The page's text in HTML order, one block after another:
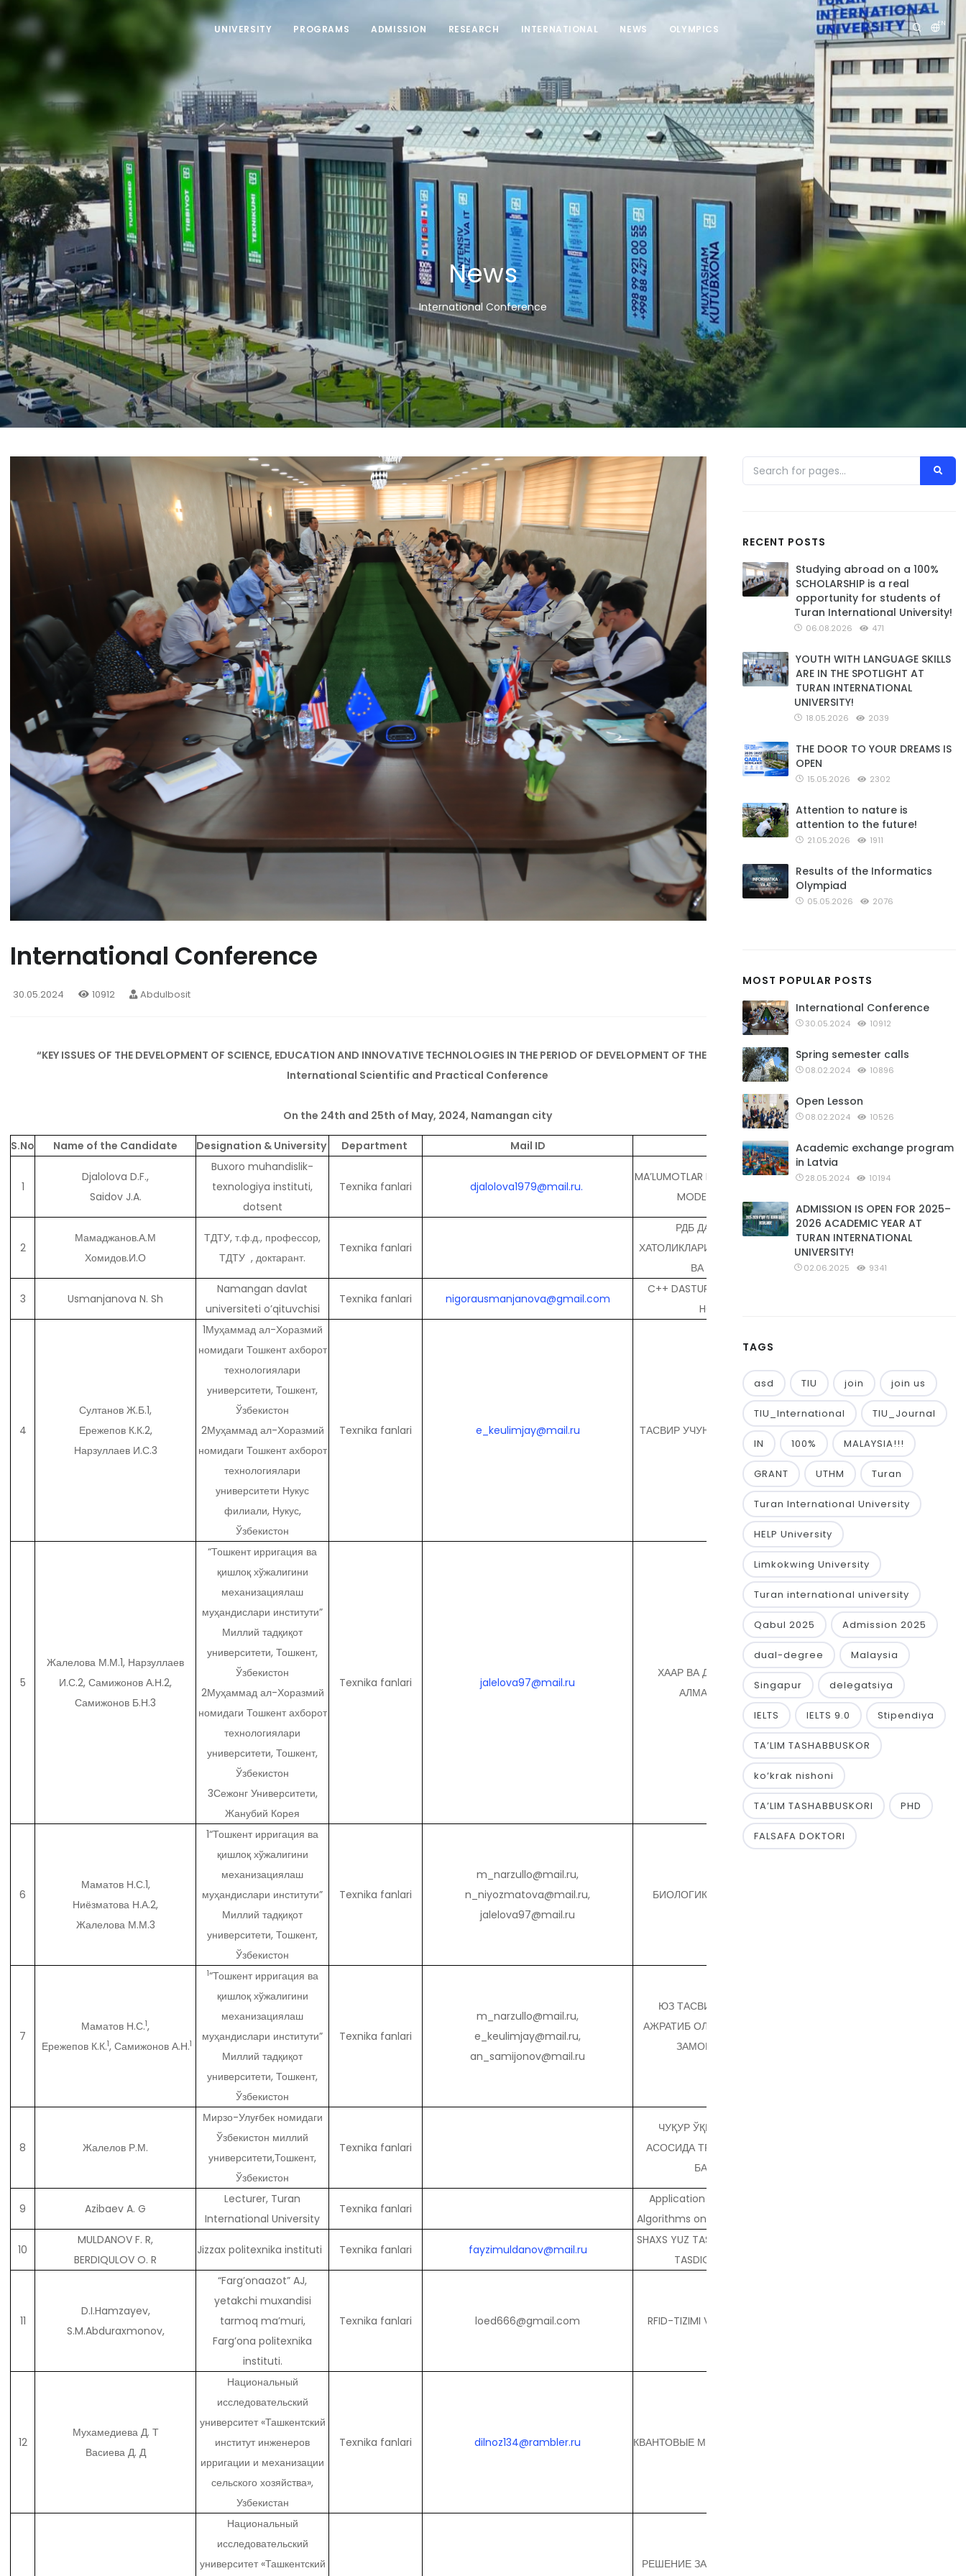
EN
UNIVERSITY PROGRAMS ADMISSION RESEARCH INTERNATIONAL NEWS OLYMPICS
News
International Conference
International Conference
30.05.2024 10912 Abdulbosit
“KEY ISSUES OF THE DEVELOPMENT OF SCIENCE, EDUCATION AND INNOVATIVE TECHNOLOGIES IN THE PERIOD OF DEVELOPMENT OF THE NEW UZBEKISTAN"
International Scientific and Practical Conference
On the 24th and 25th of May, 2024, Namangan city
S.No Name of the Candidate Designation & University Department Mail ID
1
Djalolova D.F.,
Saidov J.A.
Buxoro muhandislik-
texnologiya instituti,
dotsent
Texnika fanlari djalolova1979@mail.ru.
MA’LUMOTLAR BAZASI ASOSIDA VIRTUAL
MODELLARNI TANLASH
2
Мамаджанов.А.М
Хомидов.И.О
ТДТУ, т.ф.д., профессор,
ТДТУ , доктарант.
Texnika fanlari
РДБ ДАСТГОХЛАРИНИ
ХАТОЛИКЛАРИНИ ЎЛЧАШ УСУЛЛАРИ
ВА МЕТОДЛАРИ
3 Usmanjanova N. Sh
Namangan davlat
universiteti o’qituvchisi
Texnika fanlari nigorausmanjanova@gmail.com
C++ DASTURLASH TILIDA FUNKSIYA
HOSIL QILISH
4
Султанов Ж.Б.1,
Ережепов К.К.2,
Нарзуллаев И.С.3
1Муҳаммад ал-Хоразмий
номидаги Тошкент ахборот
технологиялари
университети, Тошкент,
Ўзбекистон
2Муҳаммад ал-Хоразмий
номидаги Тошкент ахборот
технологиялари
университети Нукус
филиали, Нукус,
Ўзбекистон
Texnika fanlari e_keulimjay@mail.ru ТАСВИР УЧУН ҚЎЙИЛГАН ТАЛАБЛАР
5
Жалелова М.М.1, Нарзуллаев
И.С.2, Самижонов А.Н.2,
Самижонов Б.Н.3
“Тошкент ирригация ва
қишлоқ хўжалигини
механизациялаш
муҳандислари институти”
Миллий тадқиқот
университети, Тошкент,
Ўзбекистон
2Муҳаммад ал-Хоразмий
номидаги Тошкент ахборот
технологиялари
университети, Тошкент,
Ўзбекистон
3Сежонг Университети,
Жанубий Корея
Texnika fanlari jalelova97@mail.ru
ХААР ВА ДОБЕШИ ВЕЙВЛЕТ-
АЛМАШТИРИШЛАРИ
6
Маматов Н.С.1,
Ниёзматова Н.А.2,
Жалелова М.М.3
1“Тошкент ирригация ва
қишлоқ хўжалигини
механизациялаш
муҳандислари институти”
Миллий тадқиқот
университети, Тошкент,
Ўзбекистон
Texnika fanlari
m_narzullo@mail.ru,
n_niyozmatova@mail.ru,
jalelova97@mail.ru
БИОЛОГИК ШАРТЛИ БЕЛГИЛАР
7
Маматов Н.С.1,
Ережепов К.К.1, Самижонов А.Н.1
1“Тошкент ирригация ва
қишлоқ хўжалигини
механизациялаш
муҳандислари институти”
Миллий тадқиқот
университети, Тошкент,
Ўзбекистон
Texnika fanlari
m_narzullo@mail.ru,
e_keulimjay@mail.ru,
an_samijonov@mail.ru
ЮЗ ТАСВИРИ БЕЛГИЛАРИНИ
АЖРАТИБ ОЛИШ МУАММОСИНИНГ
ЗАМОНАВИЙ ҲОЛАТИ
8 Жалелов Р.М.
Мирзо-Улуғбек номидаги
Ўзбекистон миллий
университети,Тошкент,
Ўзбекистон
Texnika fanlari
ЧУҚУР ЎҚИТИШ МОДЕЛЛАРИ
АСОСИДА ТРАНСПОРТ ОҚИМИНИ
БАШОРАТЛАШ
9 Azibaev A. G
Lecturer, Turan
International University
Texnika fanlari
Application of Machine Learning
Algorithms on Economical Processes
10
MULDANOV F. R,
BERDIQULOV O. R
Jizzax politexnika instituti Texnika fanlari fayzimuldanov@mail.ru
SHAXS YUZ TASVIRINING HAQIQIYLIGINI
TASDIQLASH USLUBLARI
11
D.I.Hamzayev,
S.M.Abduraxmonov,
“Farg’onaazot” AJ,
yetakchi muxandisi
tarmoq ma’muri,
Farg’ona politexnika
instituti.
Texnika fanlari loed666@gmail.com RFID-TIZIMI VA UNI ISHLASH PRINSPI
12
Мухамедиева Д. Т
Васиева Д. Д
Национальный
исследовательский
университет «Ташкентский
институт инженеров
ирригации и механизации
сельского хозяйства»,
Узбекистан
Texnika fanlari dilnoz134@rambler.ru КВАНТОВЫЕ МЕТОДЫ ОПТИМИЗАЦИИ
Национальный
исследовательский
университет «Ташкентский
РЕШЕНИЕ ЗАДАЧ ОПТИМИЗАЦИИ С
RECENT POSTS
Studying abroad on a 100%
SCHOLARSHIP is a real
opportunity for students of
Turan International University!
06.08.2026 471
YOUTH WITH LANGUAGE SKILLS
ARE IN THE SPOTLIGHT AT
TURAN INTERNATIONAL
UNIVERSITY!
18.05.2026 2039
THE DOOR TO YOUR DREAMS IS
OPEN
15.05.2026 2302
Attention to nature is
attention to the future!
21.05.2026 1911
Results of the Informatics
Olympiad
05.05.2026 2076
MOST POPULAR POSTS
International Conference
30.05.2024 10912
Spring semester calls
08.02.2024 10896
Open Lesson
08.02.2024 10526
Academic exchange program
in Latvia
28.05.2024 10194
ADMISSION IS OPEN FOR 2025–
2026 ACADEMIC YEAR AT
TURAN INTERNATIONAL
UNIVERSITY!
02.06.2025 9341
TAGS
asd TIU join join us
TIU_International TIU_Journal
IN 100% MALAYSIA!!!
GRANT UTHM Turan
Turan International University
HELP University
Limkokwing University
Turan international university
Qabul 2025 Admission 2025
dual-degree Malaysia
Singapur delegatsiya
IELTS IELTS 9.0 Stipendiya
TA’LIM TASHABBUSKOR
ko‘krak nishoni
TA’LIM TASHABBUSKORI PHD
FALSAFA DOKTORI